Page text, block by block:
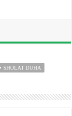
SHOLAT DUHA